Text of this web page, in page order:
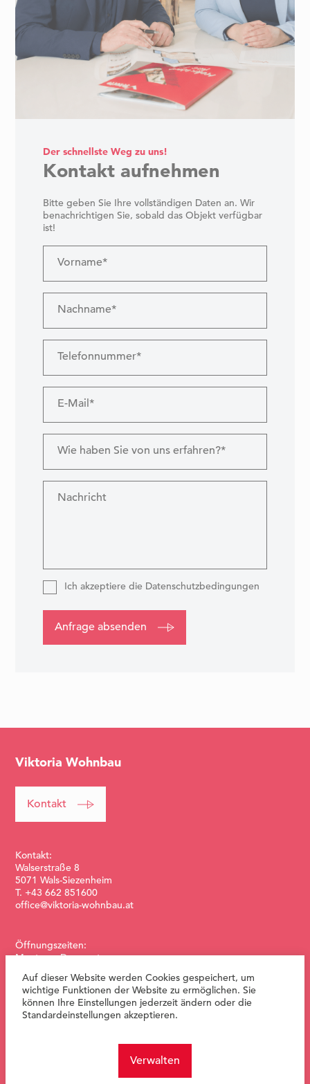
Der schnellste Weg zu uns!
Kontakt aufnehmen
Bitte geben Sie Ihre vollständigen Daten an. Wir
benachrichtigen Sie, sobald das Objekt verfügbar
ist!
Vorname*
Nachname*
Telefonnummer*
E-Mail*
Wie haben Sie von uns erfahren?*
Nachricht
Ich akzeptiere die Datenschutzbedingungen
Anfrage absenden
Auf dieser Website werden Cookies gespeichert, um
wichtige Funktionen der Website zu ermöglichen. Sie
können Ihre Einstellungen jederzeit ändern oder die
Standardeinstellungen akzeptieren.
Verwalten
Viktoria Wohnbau
Kontakt
Kontakt:
Walserstraße 8
5071 Wals-Siezenheim
T. +43 662 851600
office@viktoria-wohnbau.at
Öffnungszeiten:
Montag – Donnerstag:
Freitag:
08:00-12:00 Uhr